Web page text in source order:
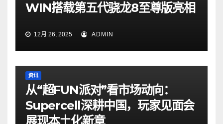
WIN搭载第五代骁龙8至尊版亮相
12月 26, 2025 ADMIN
资讯
从“超FUN派对”看市场动向：
Supercell深耕中国，玩家见面会
展现本土化新章